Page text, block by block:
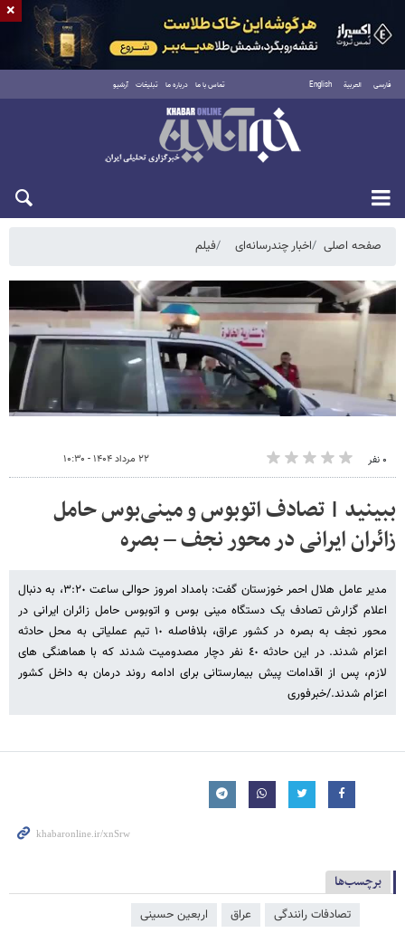
فارسی العربية English تماس با ما درباره ما تبلیغات آرشیو
سه‌شنبه ۲۰ مرداد ۱۴۰۵
صفحه اصلی اخبار چندرسانه‌ای فیلم
۰ نفر ۲۲ مرداد ۱۴۰۴ - ۱۰:۳۰
ببینید | تصادف اتوبوس و مینی‌بوس حامل
زائران ایرانی در محور نجف – بصره
مدیر عامل هلال احمر خوزستان گفت: بامداد امروز حوالی ساعت ٣:٢٠، به دنبال
اعلام گزارش تصادف یک دستگاه مینی بوس و اتوبوس حامل زائران ایرانی در
محور نجف به بصره در کشور عراق، بلافاصله ١٠ تیم عملیاتی به محل حادثه
اعزام شدند. در این حادثه ٤٠ نفر دچار مصدومیت شدند که با هماهنگی های
لازم، پس از اقدامات پیش بیمارستانی برای ادامه روند درمان به داخل کشور
اعزام شدند./خبرفوری
برچسب‌ها
تصادفات رانندگی عراق اربعین حسینی
×